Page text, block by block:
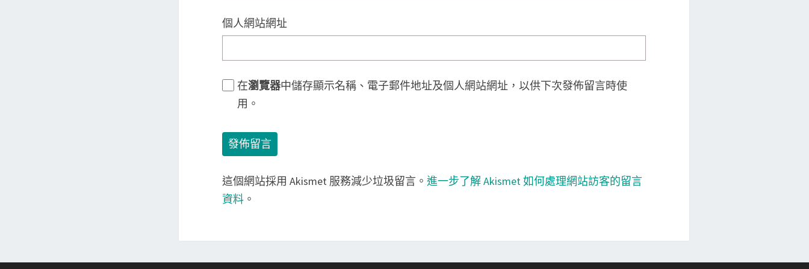
個人網站網址
在瀏覽器中儲存顯示名稱、電子郵件地址及個人網站網址，以供下次發佈留言時使
用。
這個網站採用 Akismet 服務減少垃圾留言。 進一步了解 Akismet 如何處理網站訪客的留言
資料 。